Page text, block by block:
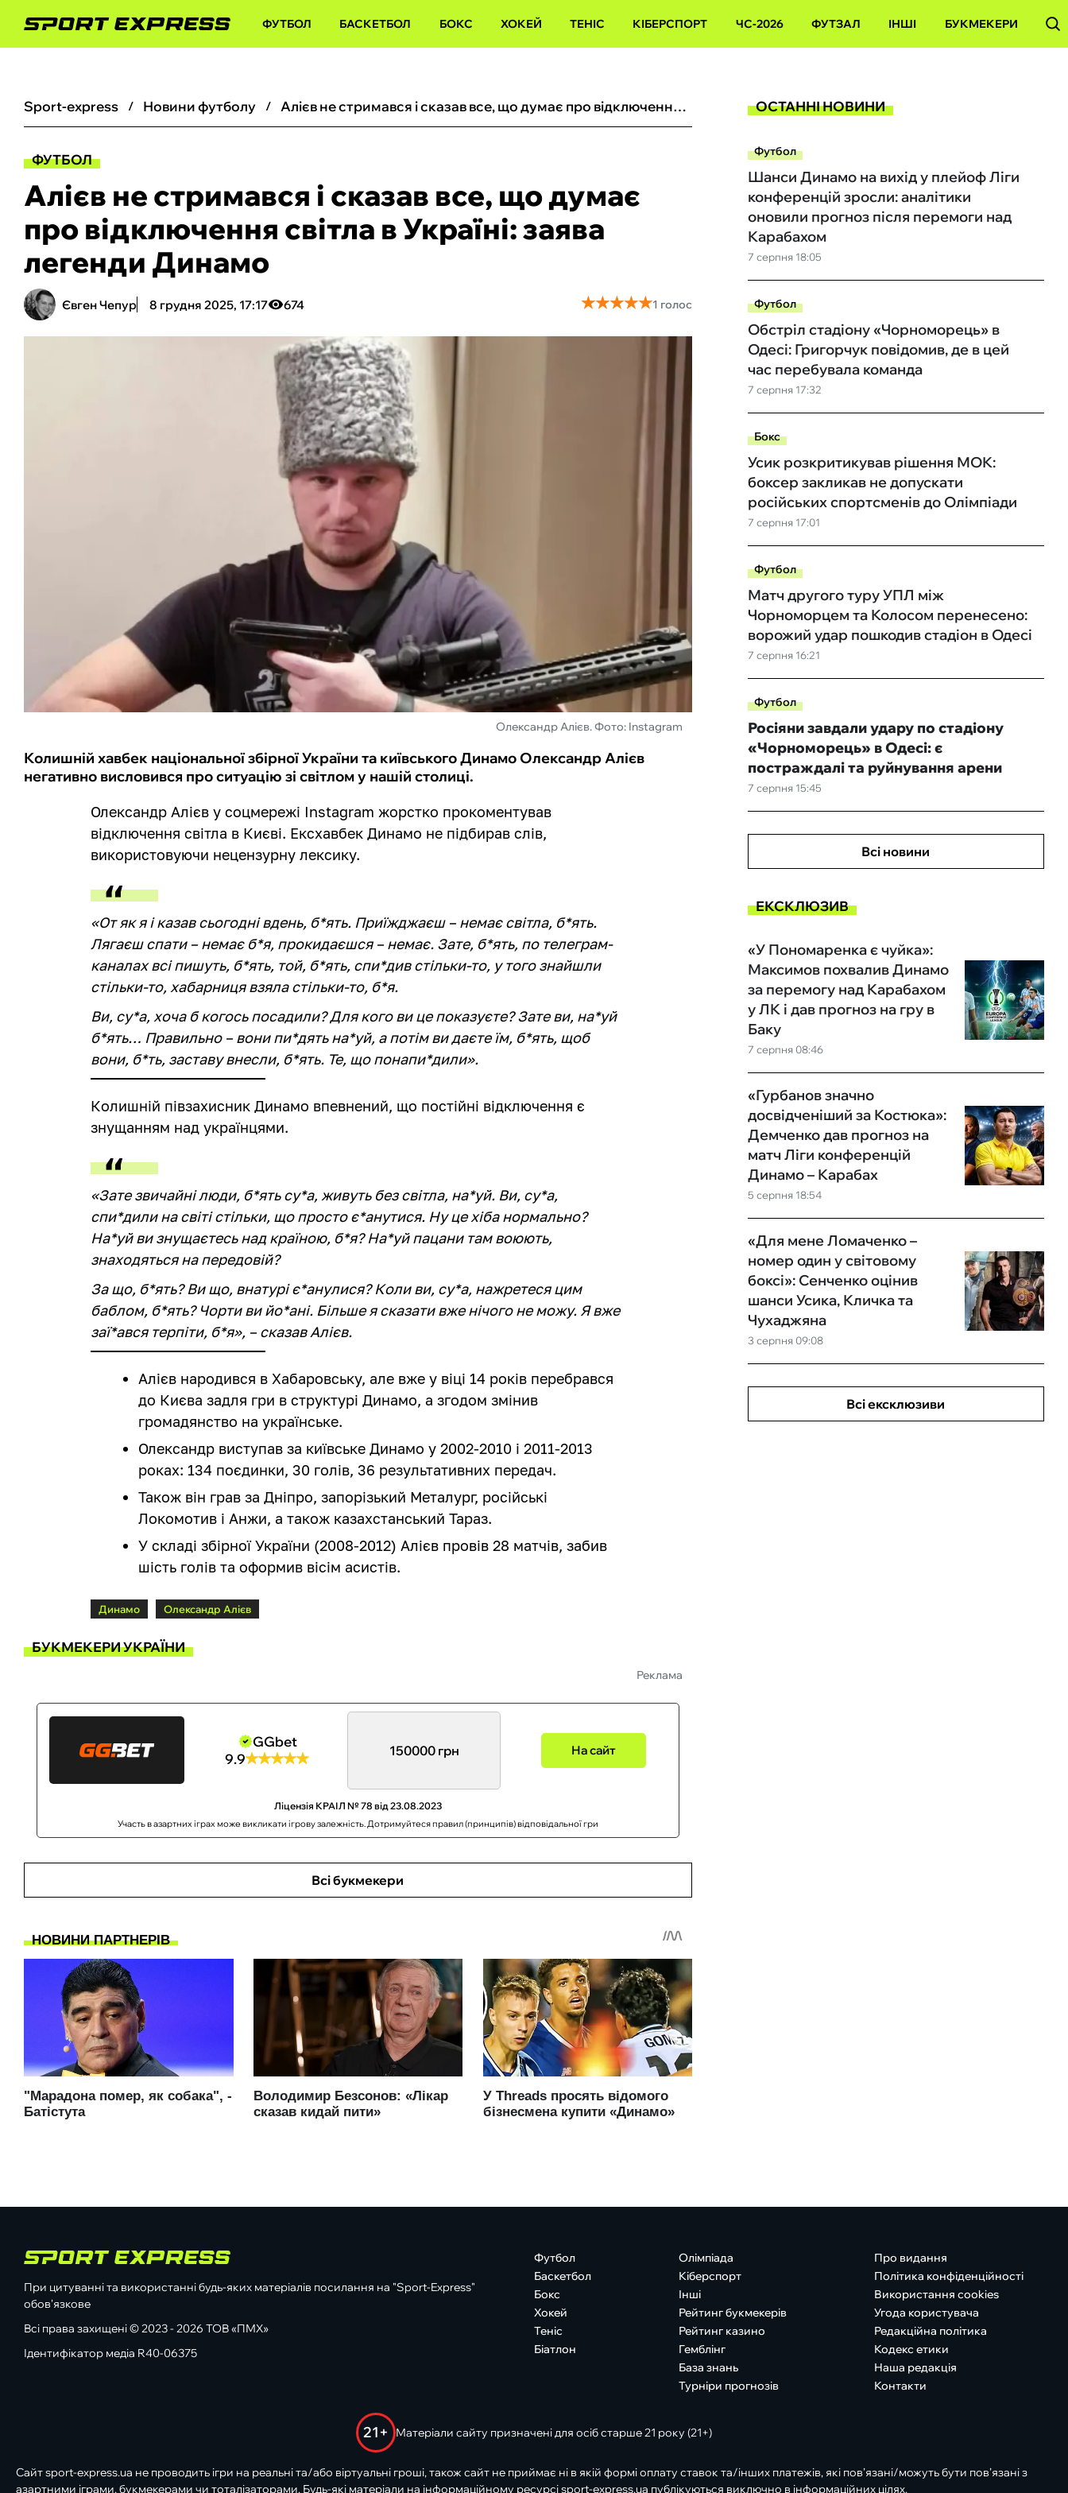
ФУТБОЛ БАСКЕТБОЛ БОКС ХОКЕЙ ТЕНІС КІБЕРСПОРТ ЧС-2026 ФУТЗАЛ ІНШІ БУКМЕКЕРИ
sport-express новини футболу Алієв не стримався і сказав все, що думає про відключення світла в Україні: заява легенди Динамо
ФУТБОЛ
Алієв не стримався і сказав все, що думає
про відключення світла в Україні: заява
легенди Динамо
Євген Чепур 8 грудня 2025, 17:17 674 ★★★★★
★★★★★1 голос
Олександр Алієв. Фото: Instagram
Колишній хавбек національної збірної України та київського Динамо Олександр Алієв
негативно висловився про ситуацію зі світлом у нашій столиці.
Олександр Алієв у соцмережі Instagram жорстко прокоментував
відключення світла в Києві. Ексхавбек Динамо не підбирав слів,
використовуючи нецензурну лексику.
«От як я і казав сьогодні вдень, б*ять. Приїжджаєш – немає світла, б*ять.
Лягаєш спати – немає б*я, прокидаєшся – немає. Зате, б*ять, по телеграм-
каналах всі пишуть, б*ять, той, б*ять, спи*див стільки-то, у того знайшли
стільки-то, хабарниця взяла стільки-то, б*я.
Ви, су*а, хоча б когось посадили? Для кого ви це показуєте? Зате ви, на*уй
б*ять… Правильно – вони пи*дять на*уй, а потім ви даєте їм, б*ять, щоб
вони, б*ть, заставу внесли, б*ять. Те, що понапи*дили».
Колишній півзахисник Динамо впевнений, що постійні відключення є
знущанням над українцями.
«Зате звичайні люди, б*ять су*а, живуть без світла, на*уй. Ви, су*а,
спи*дили на світі стільки, що просто є*анутися. Ну це хіба нормально?
На*уй ви знущаєтесь над країною, б*я? На*уй пацани там воюють,
знаходяться на передовій?
За що, б*ять? Ви що, внатурі є*анулися? Коли ви, су*а, нажретеся цим
баблом, б*ять? Чорти ви йо*ані. Більше я сказати вже нічого не можу. Я вже
заї*ався терпіти, б*я», – сказав Алієв.
Алієв народився в Хабаровську, але вже у віці 14 років перебрався
до Києва задля гри в структурі Динамо, а згодом змінив
громадянство на українське.
Олександр виступав за київське Динамо у 2002-2010 і 2011-2013
роках: 134 поєдинки, 30 голів, 36 результативних передач.
Також він грав за Дніпро, запорізький Металург, російські
Локомотив і Анжи, а також казахстанський Тараз.
У складі збірної України (2008-2012) Алієв провів 28 матчів, забив
шість голів та оформив вісім асистів.
Динамо Олександр Алієв
БУКМЕКЕРИ УКРАЇНИ
Реклама
GGbet
9.9
150000 грн На сайт
Ліцензія КРАІЛ № 78 від 23.08.2023
Участь в азартних іграх може викликати ігрову залежність. Дотримуйтеся правил (принципів) відповідальної гри
Всі букмекери
ОСТАННІ НОВИНИ
Футбол
7 серпня 18:05
Шанси Динамо на вихід у плейоф Ліги
конференцій зросли: аналітики
оновили прогноз після перемоги над
Карабахом
Футбол
7 серпня 17:32
Обстріл стадіону «Чорноморець» в
Одесі: Григорчук повідомив, де в цей
час перебувала команда
Бокс
7 серпня 17:01
Усик розкритикував рішення МОК:
боксер закликав не допускати
російських спортсменів до Олімпіади
Футбол
7 серпня 16:21
Матч другого туру УПЛ між
Чорноморцем та Колосом перенесено:
ворожий удар пошкодив стадіон в Одесі
Футбол
7 серпня 15:45
Росіяни завдали удару по стадіону
«Чорноморець» в Одесі: є
постраждалі та руйнування арени
Всі новини
ЕКСКЛЮЗИВ
7 серпня 08:46
«У Пономаренка є чуйка»:
Максимов похвалив Динамо
за перемогу над Карабахом
у ЛК і дав прогноз на гру в
Баку
5 серпня 18:54
«Гурбанов значно
досвідченіший за Костюка»:
Демченко дав прогноз на
матч Ліги конференцій
Динамо – Карабах
3 серпня 09:08
«Для мене Ломаченко –
номер один у світовому
боксі»: Сенченко оцінив
шанси Усика, Кличка та
Чухаджяна
Всі ексклюзиви
При цитуванні та використанні будь-яких матеріалів посилання на "Sport-Express"
обов'язкове
Всі права захищені © 2023 - 2026 ТОВ «ПМХ»
Ідентифікатор медіа R40-06375
Футбол
Баскетбол
Бокс
Хокей
Теніс
Біатлон
Олімпіада
Кіберспорт
Інші
Рейтинг букмекерів
Рейтинг казино
Гемблінг
База знань
Турніри прогнозів
Про видання
Політика конфіденційності
Використання cookies
Угода користувача
Редакційна політика
Кодекс етики
Наша редакція
Контакти
21+ Матеріали сайту призначені для осіб старше 21 року (21+)
Сайт sport-express.ua не проводить ігри на реальні та/або віртуальні гроші, також сайт не приймає ні в якій формі оплату ставок та/інших платежів, які пов’язані/можуть бути пов’язані з
азартними іграми, букмекерами чи тоталізаторами. Будь-які матеріали на інформаційному ресурсі sport-express.ua публікуються виключно в інформаційних цілях.